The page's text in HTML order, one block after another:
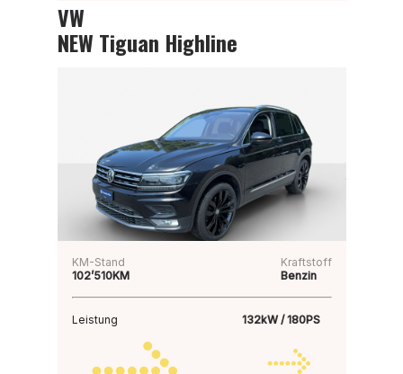
VW
NEW Tiguan Highline
KM-Stand
102’510KM
Kraftstoff
Benzin
Leistung 132kW / 180PS